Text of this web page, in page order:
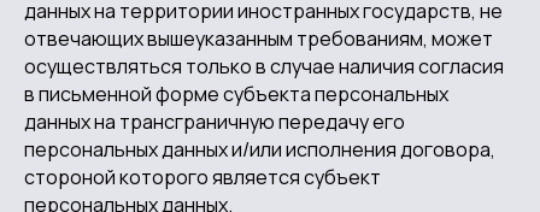
данных на территории иностранных государств, не
отвечающих вышеуказанным требованиям, может
осуществляться только в случае наличия согласия
в письменной форме субъекта персональных
данных на трансграничную передачу его
персональных данных и/или исполнения договора,
стороной которого является субъект
персональных данных.